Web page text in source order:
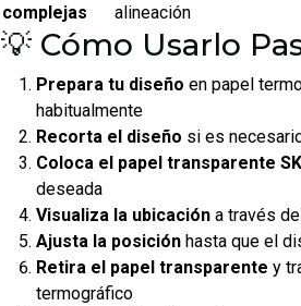
complejas
alineación
💡 Cómo Usarlo
Prepara tu diseño en papel
habitualmente
Recorta el diseño si es
Coloca el papel transparente
deseada
Visualiza la ubicación a través
Ajusta la posición hasta que el
Retira el papel transparente y
termográfico